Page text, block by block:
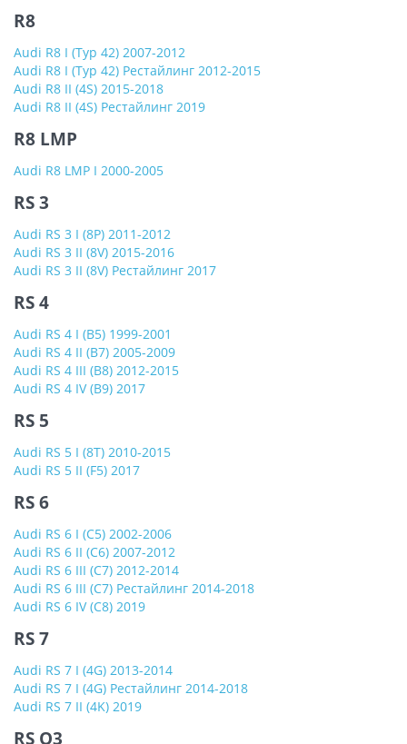
R8
Audi R8 I (Тур 42) 2007-2012
Audi R8 I (Тур 42) Рестайлинг 2012-2015
Audi R8 II (4S) 2015-2018
Audi R8 II (4S) Рестайлинг 2019
R8 LMP
Audi R8 LMP I 2000-2005
RS 3
Audi RS 3 I (8P) 2011-2012
Audi RS 3 II (8V) 2015-2016
Audi RS 3 II (8V) Рестайлинг 2017
RS 4
Audi RS 4 I (B5) 1999-2001
Audi RS 4 II (B7) 2005-2009
Audi RS 4 III (B8) 2012-2015
Audi RS 4 IV (B9) 2017
RS 5
Audi RS 5 I (8T) 2010-2015
Audi RS 5 II (F5) 2017
RS 6
Audi RS 6 I (C5) 2002-2006
Audi RS 6 II (C6) 2007-2012
Audi RS 6 III (C7) 2012-2014
Audi RS 6 III (C7) Рестайлинг 2014-2018
Audi RS 6 IV (C8) 2019
RS 7
Audi RS 7 I (4G) 2013-2014
Audi RS 7 I (4G) Рестайлинг 2014-2018
Audi RS 7 II (4K) 2019
RS Q3